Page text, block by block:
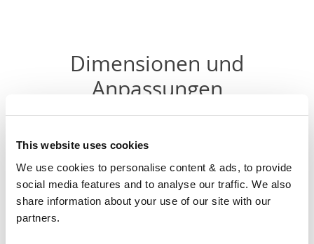
This website uses cookies
We use cookies to personalise content & ads, to provide
social media features and to analyse our traffic. We also
share information about your use of our site with our
partners.
Dimensionen und
Anpassungen
200cm
37" 83" 51"